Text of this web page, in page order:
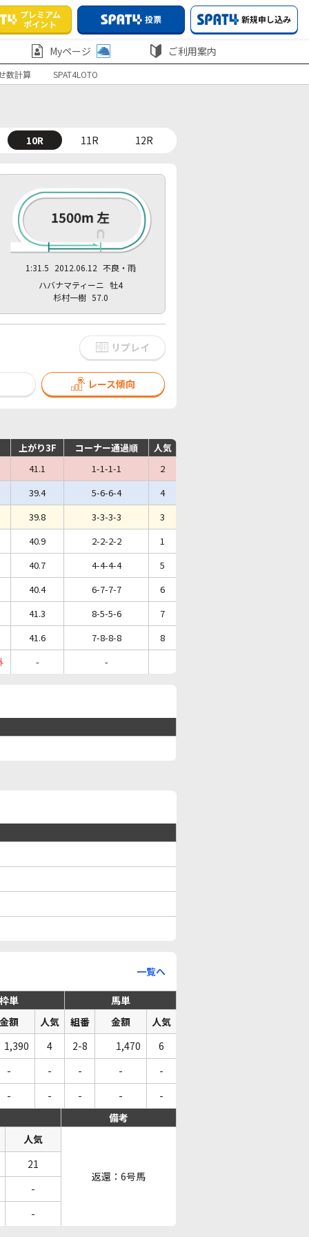
プレミアム
ポイント
投票 新規申し込み
Myページ ご利用案内
数計算 SPAT4LOTO
10R 11R 12R
1:31.5 2012.06.12 不良・雨
ハバナマティーニ 牡4
杉村一樹 57.0
リプレイ
レース傾向
上がり3F コーナー通過順
人気
41.1
1-1-1-1
2
39.4
5-6-6-4
4
39.8
3-3-3-3
3
40.9
2-2-2-2
1
40.7
4-4-4-4
5
40.4
6-7-7-7
6
41.3
8-5-5-6
7
41.6
7-8-8-8
8
- -
一覧へ
単
馬単
金額
人気 組番 金額
人気
1,390
4 2-8 1,470
6
-
- - -
-
-
- - -
-
備考
人気
返還：6号馬
21
-
-